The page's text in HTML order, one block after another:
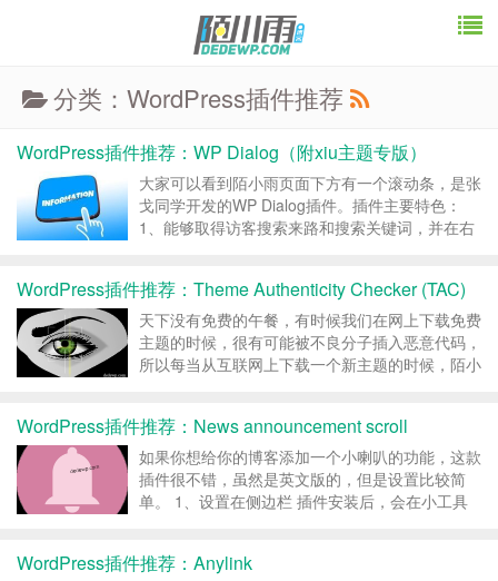
分类：WordPress插件推荐
WordPress插件推荐：WP Dialog（附xiu主题专版）
大家可以看到陌小雨页面下方有一个滚动条，是张
戈同学开发的WP Dialog插件。插件主要特色：
1、能够取得访客搜索来路和搜索关键词，并在右
底部集成随机文章滚动推荐条，并在右侧集成手动
呼出...
WordPress插件推荐：Theme Authenticity Checker (TAC)
天下没有免费的午餐，有时候我们在网上下载免费
主题的时候，很有可能被不良分子插入恶意代码，
所以每当从互联网上下载一个新主题的时候，陌小
插件使用方法： 在外观...
WordPress插件推荐：News announcement scroll
如果你想给你的博客添加一个小喇叭的功能，这款
插件很不错，虽然是英文版的，但是设置比较简
单。 1、设置在侧边栏 插件安装后，会在小工具
加入公告 通过插入短代码： [ne...
WordPress插件推荐：Anylink